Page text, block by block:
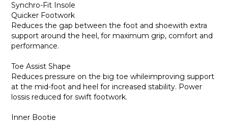
Synchro-Fit Insole
Quicker Footwork
Reduces the gap between the foot and shoewith extra
support around the heel, for maximum grip, comfort and
performance.
Toe Assist Shape
Reduces pressure on the big toe whileimproving support
at the mid-foot and heel for increased stability. Power
lossis reduced for swift footwork.
Inner Bootie